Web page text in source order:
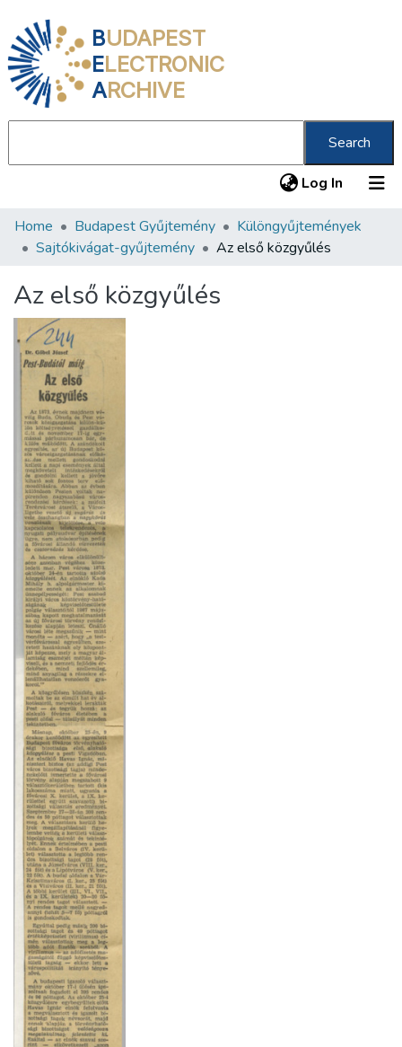
BUDAPEST
ELECTRONIC
ARCHIVE
Search
Log In (current)
Communities & Collections
Statistics
About us
Home Budapest Gyűjtemény
Különgyűjtemények
Sajtókivágat-gyűjtemény
Az első közgyűlés
Az első közgyűlés